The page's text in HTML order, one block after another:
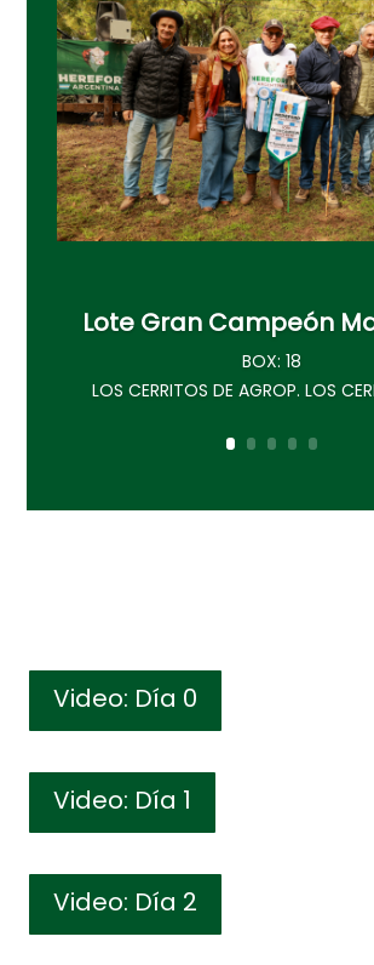
Lote Gran Campeón
BOX: 18
LOS CERRITOS DE AGROP. LOS
Video: Día 0
Video: Día 1
Video: Día 2